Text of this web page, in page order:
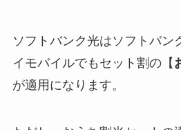
ソフトバンク光はソフトバン
イモバイルでもセット割の【
が適用になります。